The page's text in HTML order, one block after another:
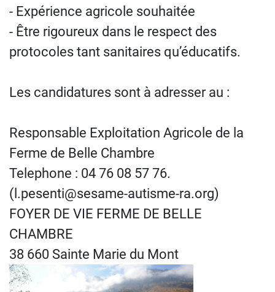
- Expérience agricole souhaitée
- Être rigoureux dans le respect des
protocoles tant sanitaires qu’éducatifs.
Les candidatures sont à adresser au :
Responsable Exploitation Agricole de la
Ferme de Belle Chambre
Telephone : 04 76 08 57 76.
(l.pesenti@sesame-autisme-ra.org)
FOYER DE VIE FERME DE BELLE
CHAMBRE
38 660 Sainte Marie du Mont